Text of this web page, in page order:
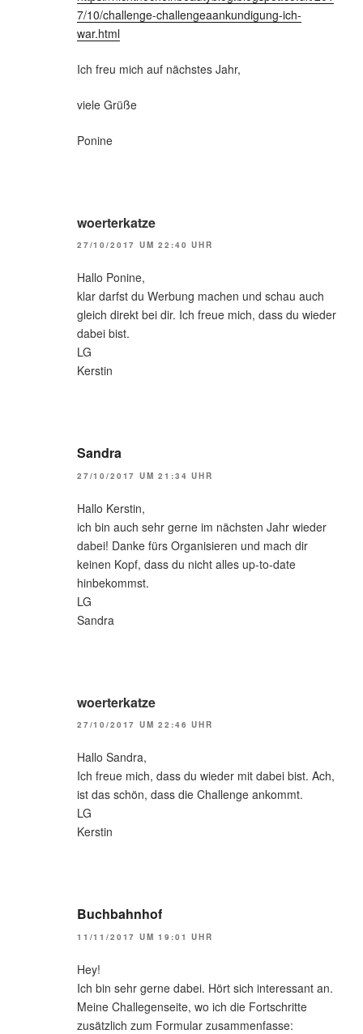
7/10/challenge-challengeaankundigung-ich-
war.html
Ich freu mich auf nächstes Jahr,
viele Grüße
Ponine
woerterkatze
27/10/2017 UM 22:40 UHR
Hallo Ponine,
klar darfst du Werbung machen und schau auch
gleich direkt bei dir. Ich freue mich, dass du wieder
dabei bist.
LG
Kerstin
Sandra
27/10/2017 UM 21:34 UHR
Hallo Kerstin,
ich bin auch sehr gerne im nächsten Jahr wieder
dabei! Danke fürs Organisieren und mach dir
keinen Kopf, dass du nicht alles up-to-date
hinbekommst.
LG
Sandra
woerterkatze
27/10/2017 UM 22:46 UHR
Hallo Sandra,
Ich freue mich, dass du wieder mit dabei bist. Ach,
ist das schön, dass die Challenge ankommt.
LG
Kerstin
Buchbahnhof
11/11/2017 UM 19:01 UHR
Hey!
Ich bin sehr gerne dabei. Hört sich interessant an.
Meine Challegenseite, wo ich die Fortschritte
zusätzlich zum Formular zusammenfasse: